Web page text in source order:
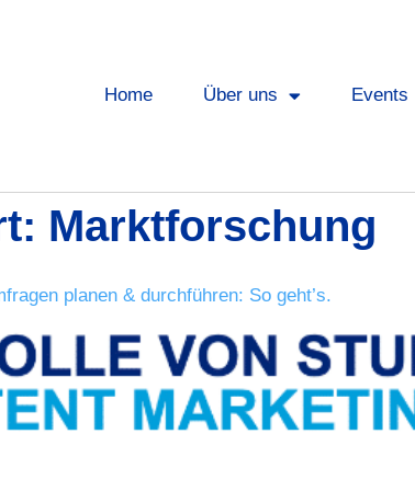
Home Über uns Events
Marktforschung
planen & durchführen: So geht’s.